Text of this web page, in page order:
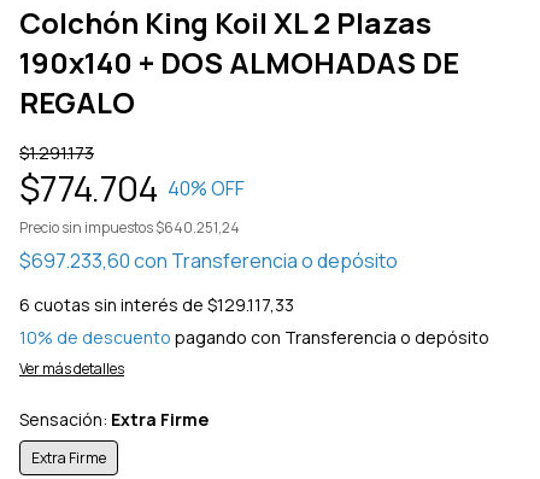
Colchón King Koil XL 2 Plazas
190x140 + DOS ALMOHADAS DE
REGALO
$1.291.173
$774.704 40% OFF
Precio sin impuestos$640.251,24
$697.233,60con Transferencia o depósito
6 cuotas sin interés de $129.117,33
10% de descuento pagando con Transferencia o depósito
Ver más detalles
Sensación: Extra Firme
Extra Firme